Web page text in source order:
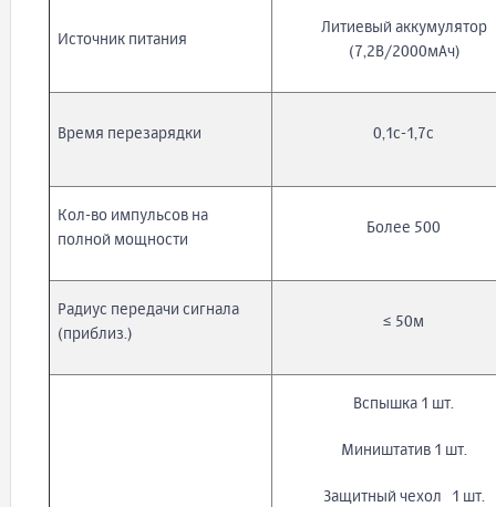
Источник питания
Литиевый аккумулятор
(7,2В/2000мАч)
Время перезарядки 0,1с-1,7с
Кол-во импульсов на
полной мощности
Более 500
Радиус передачи сигнала
(приблиз.)
≤ 50м
Вспышка 1 шт.
Миништатив 1 шт.
Защитный чехол 1 шт.